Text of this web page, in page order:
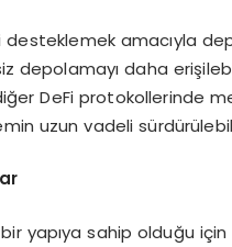
amacıyla
depolamayı daha
DeFi protokollerinde
uzun vadeli
bir yapıya sahip olduğu